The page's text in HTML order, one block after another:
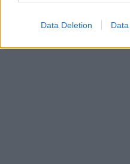
Data Deletion